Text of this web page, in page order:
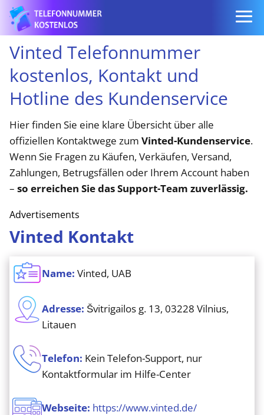
Vinted Telefonnummer
kostenlos, Kontakt und
Hotline des Kundenservice
Hier finden Sie eine klare Übersicht über alle
offiziellen Kontaktwege zum Vinted-Kundenservice.
Wenn Sie Fragen zu Käufen, Verkäufen, Versand,
Zahlungen, Betrugsfällen oder Ihrem Account haben
– so erreichen Sie das Support-Team zuverlässig.
Advertisements
Vinted Kontakt
Name: Vinted, UAB
Adresse: Švitrigailos g. 13, 03228 Vilnius,
Litauen
Telefon: Kein Telefon-Support, nur
Kontaktformular im Hilfe-Center
Webseite: https://www.vinted.de/